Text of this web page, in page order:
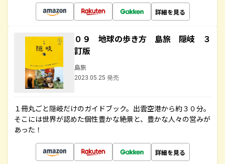
詳細を見る
０９ 地球の歩き方 島旅 隠岐 ３
訂版
島旅
2023.05.25 発売
１冊丸ごと隠岐だけのガイドブック。出雲空港から約３０分。
そこには世界が認めた個性豊かな絶景と、豊かな人々の営みが
あった！
詳細を見る